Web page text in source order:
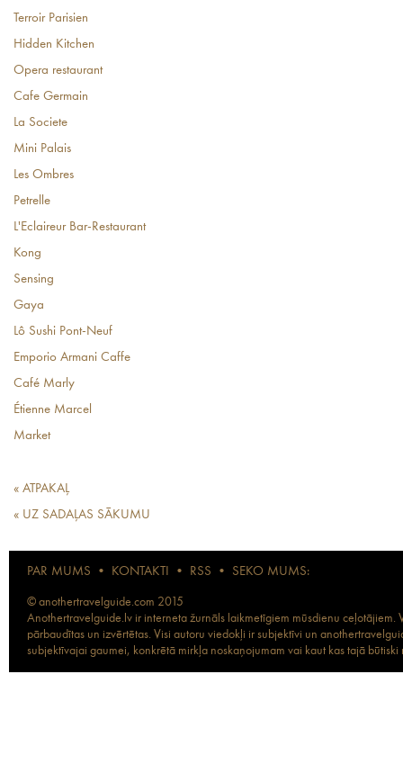
Terroir Parisien
Hidden Kitchen
Opera restaurant
Cafe Germain
La Societe
Mini Palais
Les Ombres
Petrelle
L'Eclaireur Bar-Restaurant
Kong
Sensing
Gaya
Lô Sushi Pont-Neuf
Emporio Armani Caffe
Café Marly
Étienne Marcel
Market
« ATPAKAĻ
« UZ SADAĻAS SĀKUMU
PAR MUMS • KONTAKTI • RSS • SEKO MUMS:
© anothertravelguide.com 2015
Anothertravelguide.lv ir interneta žurnāls laikmetīgiem mūsdienu
pārbaudītas un izvērtētas. Visi autoru viedokļi ir subjektīvi un
subjektīvajai gaumei, konkrētā mirkļa noskaņojumam vai kaut kas tajā